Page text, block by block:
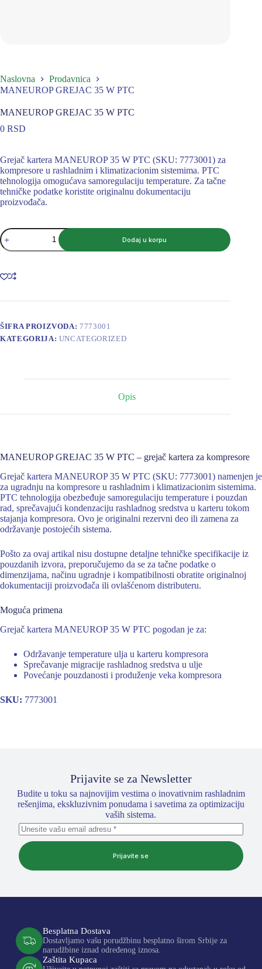
Naslovna
Prodavnica
MANEUROP GREJAC 35 W PTC
MANEUROP GREJAC 35 W PTC
0 RSD
Grejač kartera MANEUROP 35 W PTC (SKU: 7773001) za
kompresore u rashladnim i klimatizacionim sistemima. PTC
tehnologija omogućava samoregulaciju temperature. Za tačne
tehničke podatke koristite originalnu dokumentaciju
proizvođača.
MANEUROP
GREJAC
35
PTC
količina
Dodaj u korpu
ŠIFRA PROIZVODA: 7773001
KATEGORIJA: UNCATEGORIZED
Opis
MANEUROP GREJAC 35 W PTC – grejač kartera za kompresore
Grejač kartera MANEUROP 35 W PTC (SKU: 7773001) namenjen je
za ugradnju na kompresore u rashladnim i klimatizacionim sistemima.
PTC tehnologija obezbeđuje samoregulaciju temperature i pouzdan
rad, sprečavajući kondenzaciju rashladnog sredstva u karteru tokom
stajanja kompresora. Ovo je originalni rezervni deo ili zamena za
održavanje postojećih sistema.
Pošto za ovaj artikal nisu dostupne detaljne tehničke specifikacije iz
pouzdanih izvora, preporučujemo da se za tačne podatke o
dimenzijama, načinu ugradnje i kompatibilnosti obratite originalnoj
dokumentaciji proizvođača ili ovlašćenom distributeru.
Moguća primena
Grejač kartera MANEUROP 35 W PTC pogodan je za:
Održavanje temperature ulja u karteru kompresora
Sprečavanje migracije rashladnog sredstva u ulje
Povećanje pouzdanosti i produženje veka kompresora
SKU: 7773001
Prijavite se za Newsletter
Budite u toku sa najnovijim vestima o inovativnim rashladnim
rešenjima, ekskluzivnim ponudama i savetima za optimizaciju
vaših sistema.
Prijavite se
Besplatna Dostava
Dostavljamo vašu porudžbinu besplatno širom Srbije za
narudžbine iznad određenog iznosa.
Zaštita Kupaca